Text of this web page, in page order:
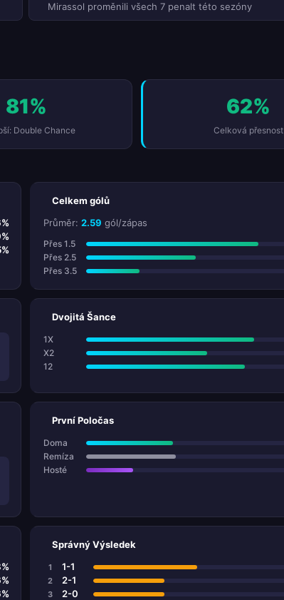
Mirassol proměnili všech 7 penalt této sezóny
81%
Double Chance
62%
Celková přesnost
Celkem gólů
Průměr: 2.59 gól/zápas
Přes 1.5
Přes 2.5
Přes 3.5
Dvojitá Šance
1X
X2
12
První Poločas
Doma
Remíza
Hosté
Správný Výsledek
1 1-1
2 2-1
3 2-0